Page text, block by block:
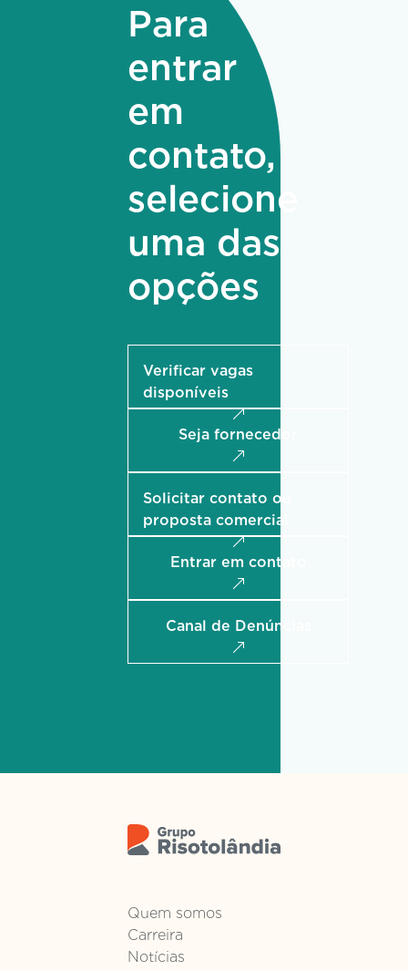
Para
entrar
em
contato,
selecione
uma das
opções
Verificar vagas
disponíveis
Seja fornecedor
Solicitar contato ou
proposta comercial
Entrar em contato
Canal de Denúncias
Quem somos
Carreira
Notícias